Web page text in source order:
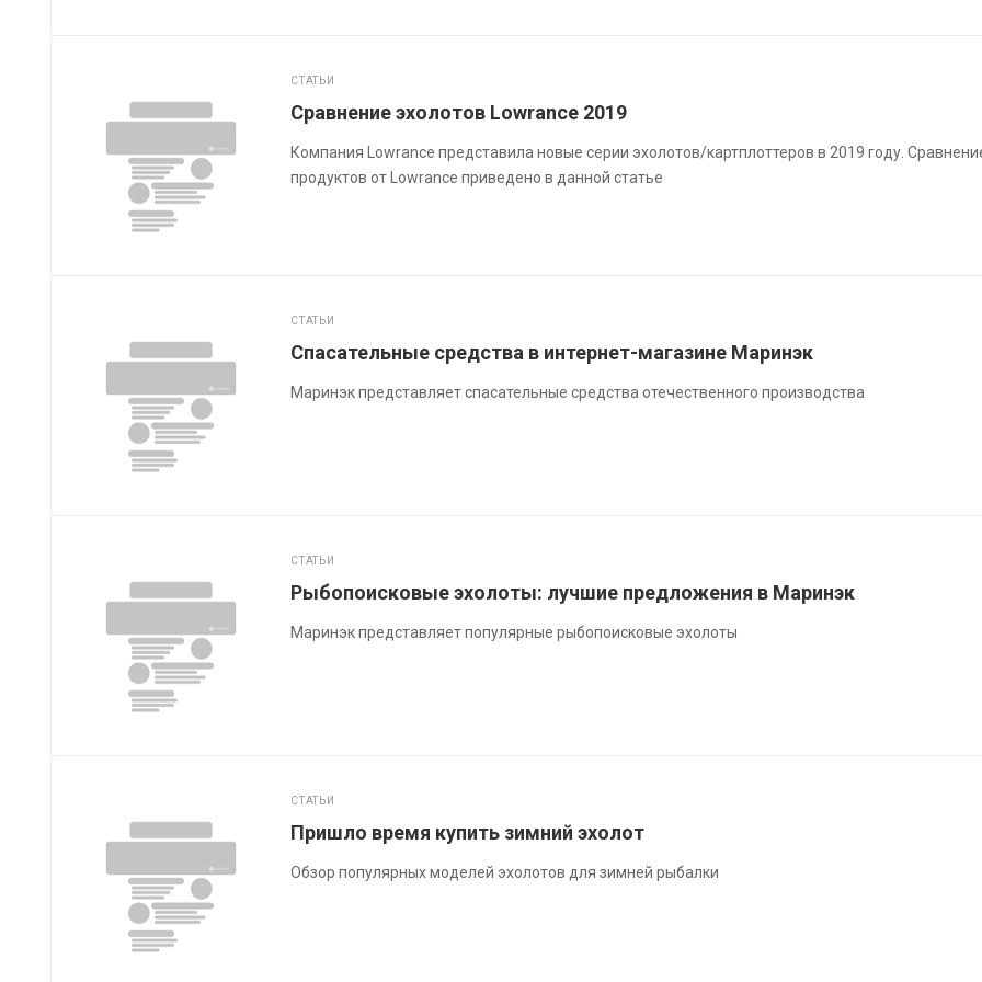
СТАТЬИ
Сравнение эхолотов Lowrance 2019
Компания Lowrance представила новые серии эхолотов/картплоттеров в 2019 году.
продуктов от Lowrance приведено в данной статье
СТАТЬИ
Спасательные средства в интернет-магазине Маринэк
Маринэк представляет спасательные средства отечественного производства
СТАТЬИ
Рыбопоисковые эхолоты: лучшие предложения в Маринэк
Маринэк представляет популярные рыбопоисковые эхолоты
СТАТЬИ
Пришло время купить зимний эхолот
Обзор популярных моделей эхолотов для зимней рыбалки